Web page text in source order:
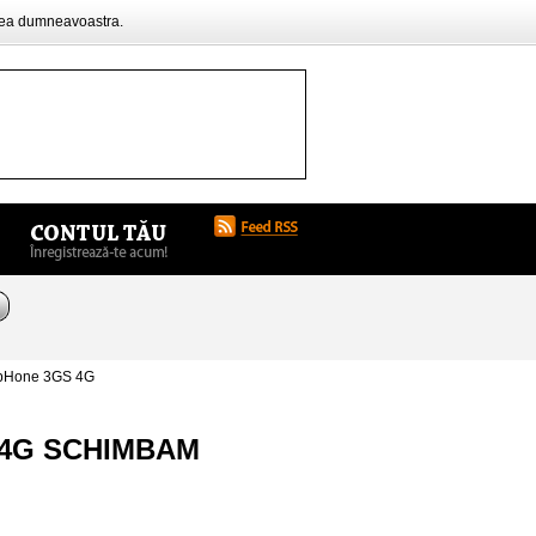
dumneavoastra.
3GS 4G
SCHIMBAM